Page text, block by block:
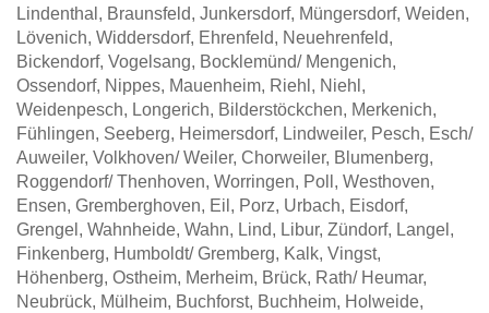
Lindenthal, Braunsfeld, Junkersdorf, Müngersdorf, Weiden,
Lövenich, Widdersdorf, Ehrenfeld, Neuehrenfeld,
Bickendorf, Vogelsang, Bocklemünd/ Mengenich,
Ossendorf, Nippes, Mauenheim, Riehl, Niehl,
Weidenpesch, Longerich, Bilderstöckchen, Merkenich,
Fühlingen, Seeberg, Heimersdorf, Lindweiler, Pesch, Esch/
Auweiler, Volkhoven/ Weiler, Chorweiler, Blumenberg,
Roggendorf/ Thenhoven, Worringen, Poll, Westhoven,
Ensen, Gremberghoven, Eil, Porz, Urbach, Eisdorf,
Grengel, Wahnheide, Wahn, Lind, Libur, Zündorf, Langel,
Finkenberg, Humboldt/ Gremberg, Kalk, Vingst,
Höhenberg, Ostheim, Merheim, Brück, Rath/ Heumar,
Neubrück, Mülheim, Buchforst, Buchheim, Holweide,